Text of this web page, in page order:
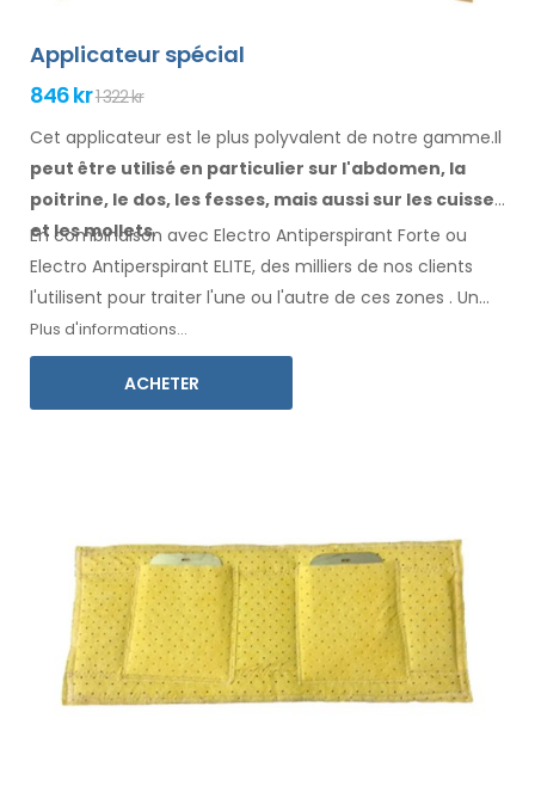
Applicateur spécial
846 kr1 322 kr
Cet applicateur est le plus polyvalent de notre gamme.Il
peut être utilisé en particulier sur l'abdomen, la
poitrine, le dos, les fesses, mais aussi sur les cuisses
et les mollets.
En combinaison avec Electro Antiperspirant Forte ou
Electro Antiperspirant ELITE, des milliers de nos clients
l'utilisent pour traiter l'une ou l'autre de ces zones . Un
mode d'emploidans votre langue
Plus d'informations...
ACHETER